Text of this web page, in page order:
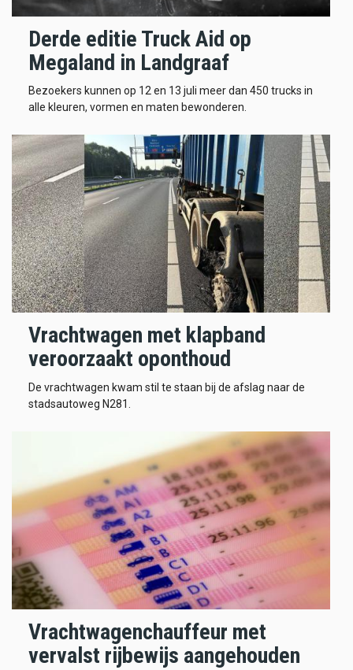
Derde editie Truck Aid op
Megaland in Landgraaf
Bezoekers kunnen op 12 en 13 juli meer dan 450 trucks in
alle kleuren, vormen en maten bewonderen.
Vrachtwagen met klapband
veroorzaakt oponthoud
De vrachtwagen kwam stil te staan bij de afslag naar de
stadsautoweg N281.
Vrachtwagenchauffeur met
vervalst rijbewijs aangehouden